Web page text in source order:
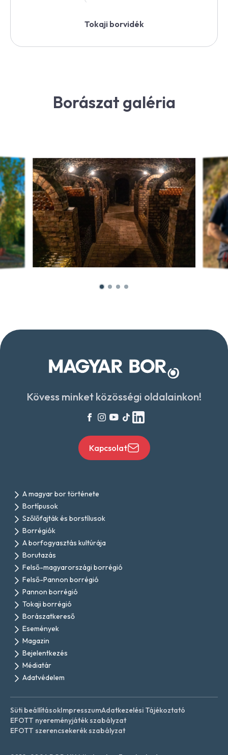
Tokaji borvidék
Borászat galéria
Kövess minket közösségi oldalainkon!
Kapcsolat
A magyar bor története
Bortípusok
Szőlőfajták és borstílusok
Borrégiók
A borfogyasztás kultúrája
Borutazás
Felső-magyarországi borrégió
Felső-Pannon borrégió
Pannon borrégió
Tokaji borrégió
Borászatkereső
Események
Magazin
Bejelentkezés
Médiatár
Adatvédelem
Süti beállításokImpresszumAdatkezelési Tájékoztató
EFOTT nyereményjáték szabályzat
EFOTT szerencsekerék szabályzat